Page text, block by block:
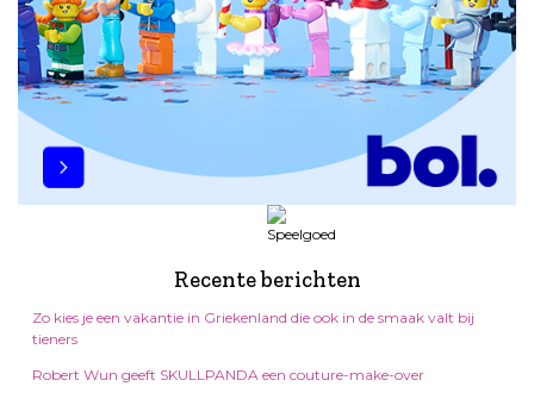
Recente berichten
Zo kies je een vakantie in Griekenland die ook in de smaak valt bij
tieners
Robert Wun geeft SKULLPANDA een couture-make-over